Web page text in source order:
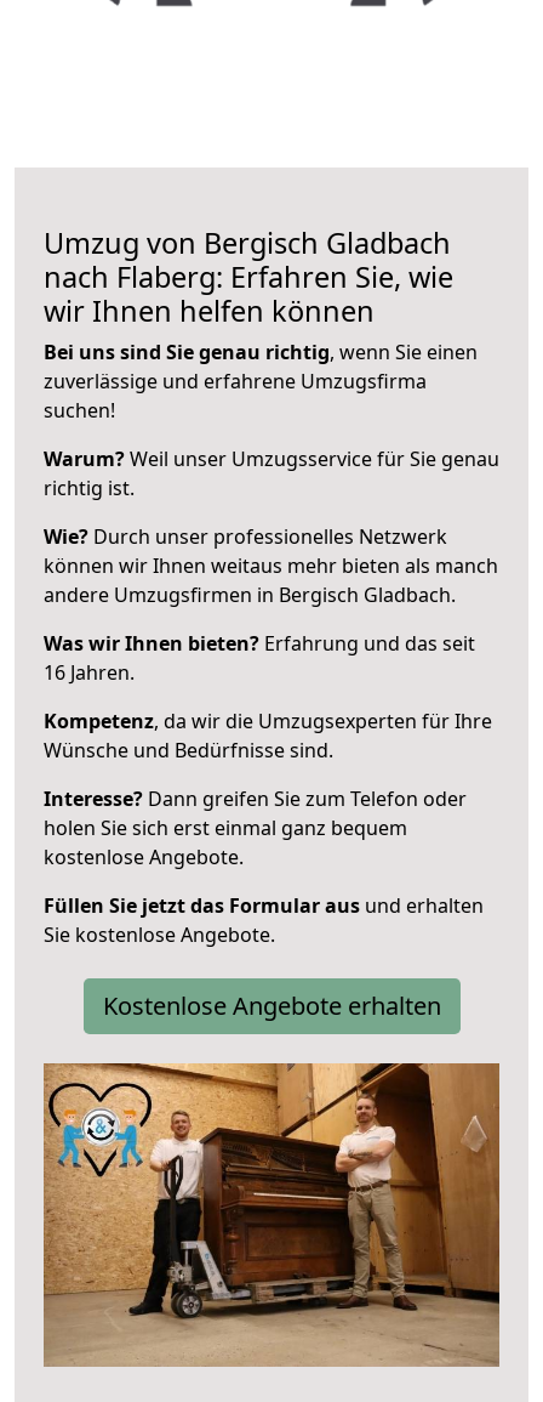
Umzug von Bergisch Gladbach
nach Flaberg: Erfahren Sie, wie
wir Ihnen helfen können
Bei uns sind Sie genau richtig, wenn Sie einen
zuverlässige und erfahrene Umzugsfirma
suchen!
Warum?Weil unser Umzugsservice für Sie genau
richtig ist.
Wie? Durch unser professionelles Netzwerk
können wir Ihnen weitaus mehr bieten als manch
andere Umzugsfirmen in Bergisch Gladbach.
Was wir Ihnen bieten? Erfahrung und das seit
16 Jahren.
Kompetenz, da wir die Umzugsexperten für Ihre
Wünsche und Bedürfnisse sind.
Interesse? Dann greifen Sie zum Telefon oder
holen Sie sich erst einmal ganz bequem
kostenlose Angebote.
Füllen Sie jetzt das Formular aus und erhalten
Sie kostenlose Angebote.
Kostenlose Angebote erhalten